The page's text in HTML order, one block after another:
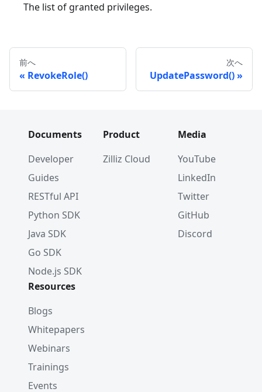
The list of granted privileges.
前へ
RevokeRole()
次へ
UpdatePassword()
Documents
Developer
Guides
RESTful API
Python SDK
Java SDK
Go SDK
Node.js SDK
Product
Zilliz Cloud
Media
YouTube
LinkedIn
Twitter
GitHub
Discord
Resources
Blogs
Whitepapers
Webinars
Trainings
Events